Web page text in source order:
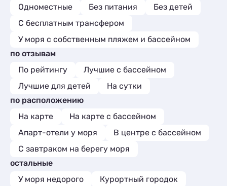
Одноместные
Без питания
Без детей
С бесплатным трансфером
У моря с собственным пляжем и бассейном
по отзывам
По рейтингу
Лучшие с бассейном
Лучшие для детей
На сутки
по расположению
На карте
На карте с бассейном
Апарт-отели у моря
В центре с бассейном
С завтраком на берегу моря
остальные
У моря недорого
Курортный городок